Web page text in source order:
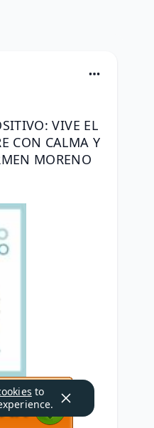
VIVE EL
CON CALMA Y
MORENO
to